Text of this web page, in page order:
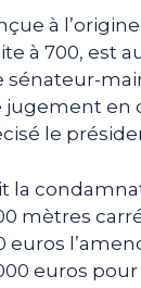
à
à 700, est
en
le
la
mètres
euros
euros